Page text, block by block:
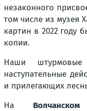
незаконного
том числе из музея
картин в 2022 году
копии.
Наши штурмовые
наступательные
и прилегающих
На